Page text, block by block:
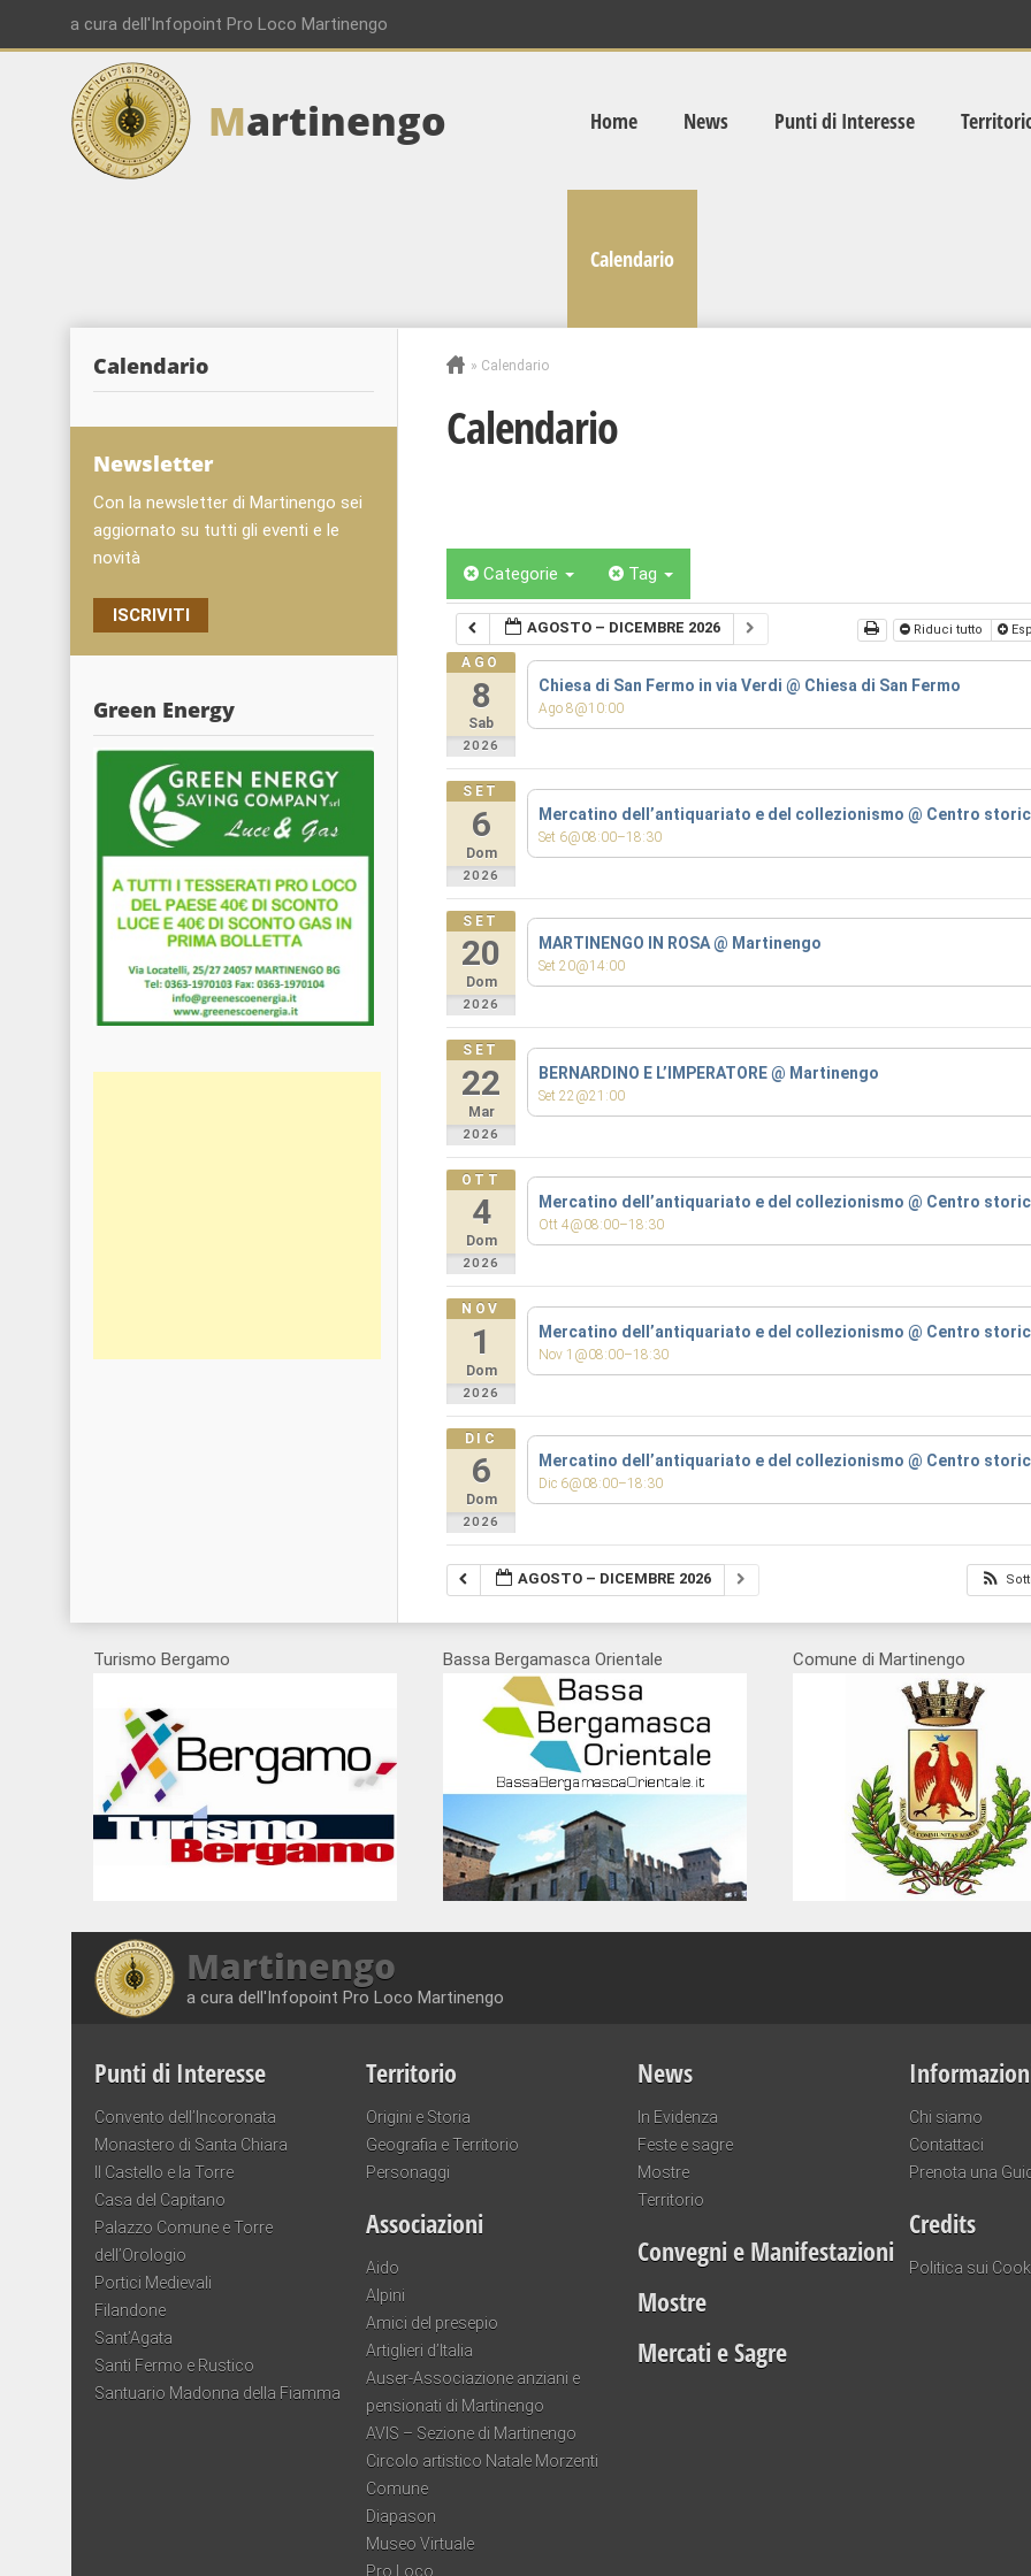
a cura dell'Infopoint Pro Loco Martinengo
Martinengo Home News Punti di Interesse
Calendario
» Calendario
Calendario
Categorie Tag
AGOSTO – DICEMBRE 2026 Riduci tutto
AGO
8
Sab
2026
Chiesa di San Fermo in via Verdi @ Chiesa di San Fermo
Ago 8@10:00
SET
6
Dom
2026
Mercatino dell’antiquariato e del collezionismo @ Centro
Set 6@08:00–18:30
SET
20
Dom
2026
MARTINENGO IN ROSA@ Martinengo
Set 20@14:00
SET
22
Mar
2026
BERNARDINO E L’IMPERATORE@ Martinengo
Set 22@21:00
OTT
4
Dom
2026
Mercatino dell’antiquariato e del collezionismo @ Centro
Ott 4@08:00–18:30
NOV
1
Dom
2026
Mercatino dell’antiquariato e del collezionismo @ Centro
Nov 1@08:00–18:30
DIC
6
Dom
2026
Mercatino dell’antiquariato e del collezionismo @ Centro
Dic 6@08:00–18:30
AGOSTO – DICEMBRE 2026
Calendario
Newsletter
Con la newsletter di Martinengo sei
aggiornato su tutti gli eventi e le
novità
ISCRIVITI
Green Energy
Turismo Bergamo Bassa Bergamasca Orientale Comune di Martinengo
Martinengo
a cura dell'Infopoint Pro Loco Martinengo
Punti di Interesse
Convento dell’Incoronata
Monastero di Santa Chiara
Il Castello e la Torre
Casa del Capitano
Palazzo Comune e Torre
dell’Orologio
Portici Medievali
Filandone
Sant’Agata
Santi Fermo e Rustico
Santuario Madonna della Fiamma
Territorio
Origini e Storia
Geografia e Territorio
Personaggi
Associazioni
Aido
Alpini
Amici del presepio
Artiglieri d’Italia
Auser-Associazione anziani e
pensionati di Martinengo
AVIS – Sezione di Martinengo
Circolo artistico Natale Morzenti
Comune
Diapason
Museo Virtuale
Pro Loco
News
In Evidenza
Feste e sagre
Mostre
Territorio
Convegni e Manifestazioni
Mostre
Mercati e Sagre
Chi siamo
Contattaci
Prenota una
Credits
Politica sui